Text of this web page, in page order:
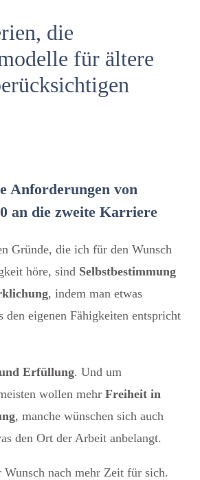
die
für ältere
Anforderungen von
an die zweite Karriere
Gründe, die ich für den Wunsch
höre, sind Selbstbestimmung
, indem man etwas
den eigenen Fähigkeiten entspricht
Erfüllung. Und um
wollen mehr Freiheit in
, manche wünschen sich auch
den Ort der Arbeit anbelangt.
Wunsch nach mehr Zeit für sich.